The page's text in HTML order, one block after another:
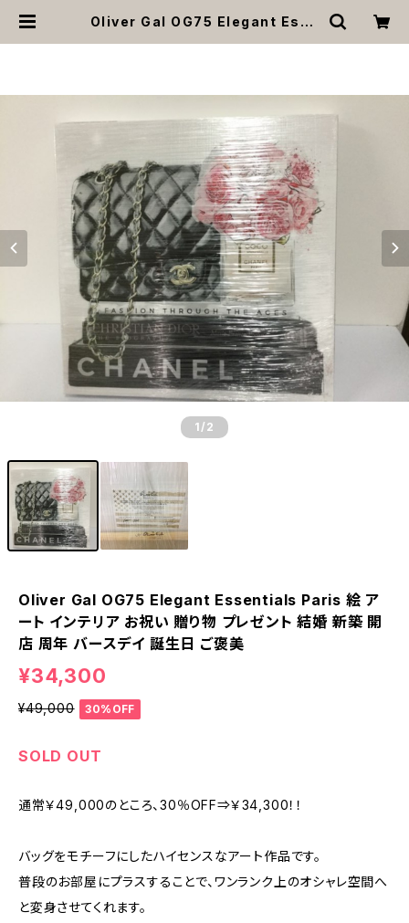
Oliver Gal OG75 Elegant Esse
1 /2
Oliver Gal OG75 Elegant Essentials Paris 絵 ア
ート インテリア お祝い 贈り物 プレゼント 結婚 新築 開
店 周年 バースデイ 誕生日 ご褒美
¥34,300
¥49,000 30%OFF
SOLD OUT
通常￥49,000のところ、30％OFF⇒￥34,300！！
バッグをモチーフにしたハイセンスなアート作品です。
普段のお部屋にプラスすることで、ワンランク上のオシャレ空間へ
と変身させてくれます。